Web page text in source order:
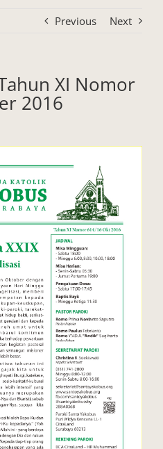
Previous Next
XI Nomor
2016